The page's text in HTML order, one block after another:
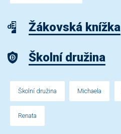
Žákovská knížka
Školní družina
Školní družina Michaela
Renata